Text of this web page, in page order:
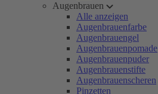
Augenbrauen
Alle anzeigen
Augenbrauenfarbe
Augenbrauengel
Augenbrauenpomade
Augenbrauenpuder
Augenbrauenstifte
Augenbrauenscheren
Pinzetten